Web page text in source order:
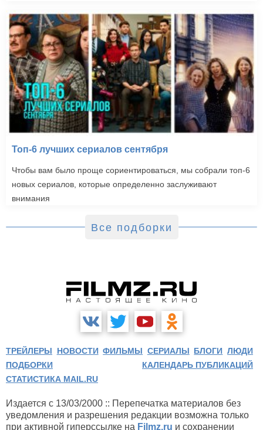
Топ-6 лучших сериалов сентября
Чтобы вам было проще сориентироваться, мы собрали топ-6
новых сериалов, которые определенно заслуживают
внимания
Все подборки
ТРЕЙЛЕРЫ НОВОСТИ ФИЛЬМЫ СЕРИАЛЫ БЛОГИ ЛЮДИ
ПОДБОРКИ
КАЛЕНДАРЬ ПУБЛИКАЦИЙ
СТАТИСТИКА MAIL.RU
Издается с 13/03/2000 :: Перепечатка материалов без
уведомления и разрешения редакции возможна только
при активной гиперссылке на Filmz.ru и сохранении